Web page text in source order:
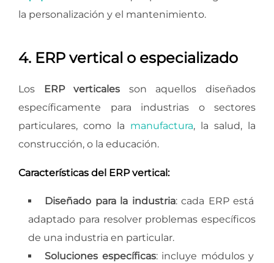
la personalización y el mantenimiento.
4. ERP vertical o especializado
Los ERP verticales son aquellos diseñados
específicamente para industrias o sectores
particulares, como la manufactura, la salud, la
construcción, o la educación.
Características del ERP vertical:
Diseñado para la industria: cada ERP está
adaptado para resolver problemas específicos
de una industria en particular.
Soluciones específicas: incluye módulos y